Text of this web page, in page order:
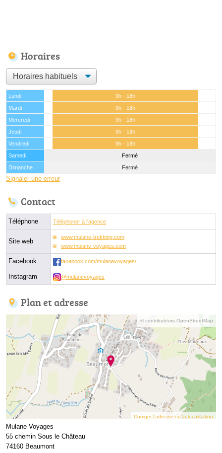
Horaires
Lundi
9h - 18h
Mardi
9h - 18h
Mercredi
9h - 18h
Jeudi
9h - 18h
Vendredi
9h - 18h
Samedi
Fermé
Dimanche
Fermé
Signaler une erreur
Contact
Téléphone Téléphoner à l'agence
Site web
www.mulane-trekking.com
www.mulane-voyages.com
Facebook facebook.com/mulanevoyages/
Instagram @mulanevoyages
Plan et adresse
© contributeurs OpenStreetMap
Corriger l’adresse ou la localisation
Mulane Voyages
55 chemin Sous le Château
74160 Beaumont